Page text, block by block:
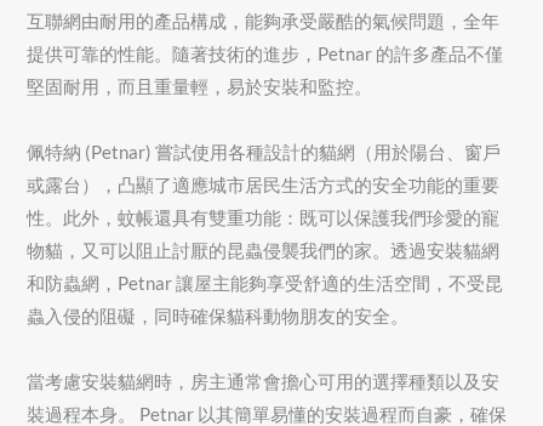
互聯網由耐用的產品構成，能夠承受嚴酷的氣候問題，全年
提供可靠的性能。隨著技術的進步，Petnar 的許多產品不僅
堅固耐用，而且重量輕，易於安裝和監控。
佩特納 (Petnar) 嘗試使用各種設計的貓網（用於陽台、窗戶
或露台），凸顯了適應城市居民生活方式的安全功能的重要
性。此外，蚊帳還具有雙重功能：既可以保護我們珍愛的寵
物貓，又可以阻止討厭的昆蟲侵襲我們的家。透過安裝貓網
和防蟲網，Petnar 讓屋主能夠享受舒適的生活空間，不受昆
蟲入侵的阻礙，同時確保貓科動物朋友的安全。
當考慮安裝貓網時，房主通常會擔心可用的選擇種類以及安
裝過程本身。 Petnar 以其簡單易懂的安裝過程而自豪，確保